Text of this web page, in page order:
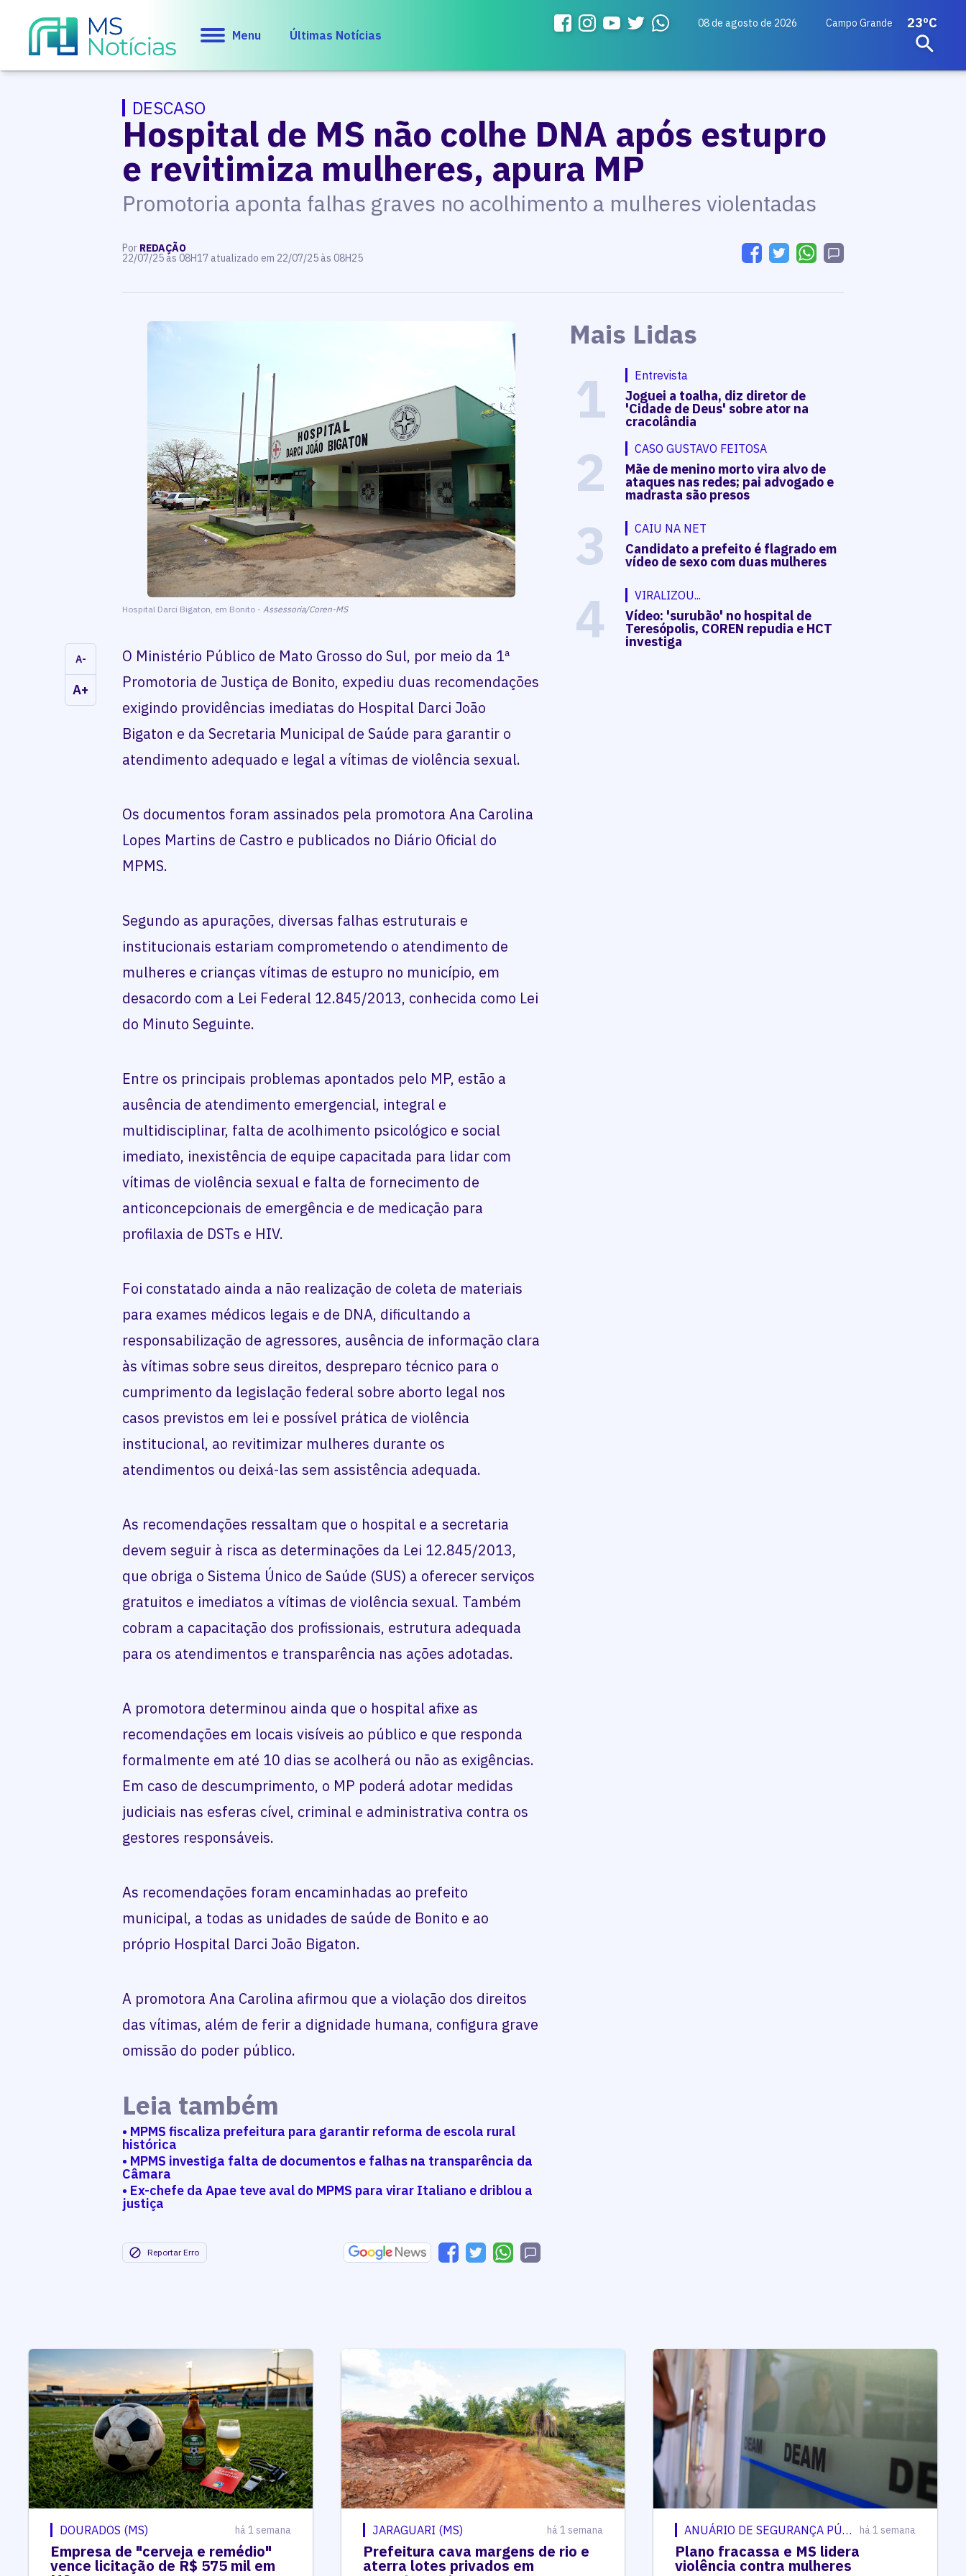
Menu Últimas Notícias
08 de agosto de 2026 Campo Grande 23ºC
DESCASO
Hospital de MS não colhe DNA após estupro
e revitimiza mulheres, apura MP
Promotoria aponta falhas graves no acolhimento a mulheres violentadas
Por REDAÇÃO
22/07/25 às 08H17 atualizado em 22/07/25 às 08H25
Hospital Darci Bigaton, em Bonito -Assessoria/Coren-MS
A-
A+
O Ministério Público de Mato Grosso do Sul, por meio da 1ª
Promotoria de Justiça de Bonito, expediu duas recomendações
exigindo providências imediatas do Hospital Darci João
Bigaton e da Secretaria Municipal de Saúde para garantir o
atendimento adequado e legal a vítimas de violência sexual.
Os documentos foram assinados pela promotora Ana Carolina
Lopes Martins de Castro e publicados no Diário Oficial do
MPMS.
Segundo as apurações, diversas falhas estruturais e
institucionais estariam comprometendo o atendimento de
mulheres e crianças vítimas de estupro no município, em
desacordo com a Lei Federal 12.845/2013, conhecida como Lei
do Minuto Seguinte.
Entre os principais problemas apontados pelo MP, estão a
ausência de atendimento emergencial, integral e
multidisciplinar, falta de acolhimento psicológico e social
imediato, inexistência de equipe capacitada para lidar com
vítimas de violência sexual e falta de fornecimento de
anticoncepcionais de emergência e de medicação para
profilaxia de DSTs e HIV.
Foi constatado ainda a não realização de coleta de materiais
para exames médicos legais e de DNA, dificultando a
responsabilização de agressores, ausência de informação clara
às vítimas sobre seus direitos, despreparo técnico para o
cumprimento da legislação federal sobre aborto legal nos
casos previstos em lei e possível prática de violência
institucional, ao revitimizar mulheres durante os
atendimentos ou deixá-las sem assistência adequada.
As recomendações ressaltam que o hospital e a secretaria
devem seguir à risca as determinações da Lei 12.845/2013,
que obriga o Sistema Único de Saúde (SUS) a oferecer serviços
gratuitos e imediatos a vítimas de violência sexual. Também
cobram a capacitação dos profissionais, estrutura adequada
para os atendimentos e transparência nas ações adotadas.
A promotora determinou ainda que o hospital afixe as
recomendações em locais visíveis ao público e que responda
formalmente em até 10 dias se acolherá ou não as exigências.
Em caso de descumprimento, o MP poderá adotar medidas
judiciais nas esferas cível, criminal e administrativa contra os
gestores responsáveis.
As recomendações foram encaminhadas ao prefeito
municipal, a todas as unidades de saúde de Bonito e ao
próprio Hospital Darci João Bigaton.
A promotora Ana Carolina afirmou que a violação dos direitos
das vítimas, além de ferir a dignidade humana, configura grave
omissão do poder público.
Leia também
• MPMS fiscaliza prefeitura para garantir reforma de escola rural
histórica
• MPMS investiga falta de documentos e falhas na transparência da
Câmara
• Ex-chefe da Apae teve aval do MPMS para virar Italiano e driblou a
justiça
Reportar Erro
Mais Lidas
1 Entrevista
Joguei a toalha, diz diretor de
'Cidade de Deus' sobre ator na
cracolândia
2 CASO GUSTAVO FEITOSA
Mãe de menino morto vira alvo de
ataques nas redes; pai advogado e
madrasta são presos
3 CAIU NA NET
Candidato a prefeito é flagrado em
vídeo de sexo com duas mulheres
4 VIRALIZOU...
Vídeo: 'surubão' no hospital de
Teresópolis, COREN repudia e HCT
investiga
DOURADOS (MS) há 1 semana
Empresa de "cerveja e remédio"
vence licitação de R$ 575 mil em
JARAGUARI (MS) há 1 semana
Prefeitura cava margens de rio e
aterra lotes privados em
ANUÁRIO DE SEGURANÇA PÚBLICA há 1 semana
Plano fracassa e MS lidera
violência contra mulheres